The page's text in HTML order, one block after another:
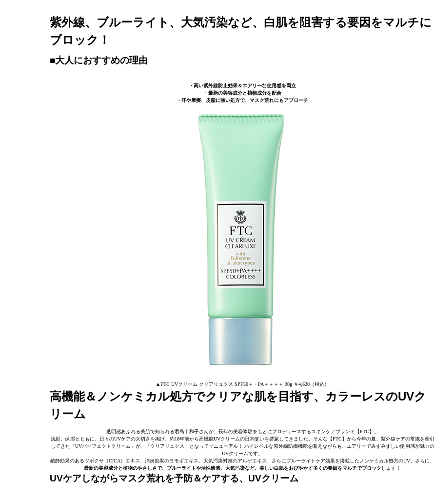
紫外線、ブルーライト、大気汚染など、白肌を阻害する要因をマルチに
ブロック！
■大人におすすめの理由
・高い紫外線防止効果＆エアリーな使用感を両立
・最新の美容成分と植物成分を配合
・汗や摩擦、皮脂に強い処方で、マスク荒れにもアプローチ
▲FTC UVクリーム クリアリュクス SPF50＋・PA＋＋＋＋ 30g ￥4,620（税込）
高機能＆ノンケミカル処方でクリアな肌を目指す、カラーレスのUVク
リーム
透明感あふれる美肌で知られる君島十和子さんが、長年の美容体験をもとにプロデュースするスキンケアブランド【FTC】。
洗顔、保湿とともに、日々のUVケアの大切さを掲げ、約18年前から高機能UVクリームの日常使いを啓蒙してきました。そんな【FTC】から今年の夏、紫外線ケアの常識を牽引
してきた「UVパーフェクトクリーム」が、「クリアリュクス」となってリニューアル！ ハイレベルな紫外線防御機能を備えながらも、エアリーでみずみずしい使用感が魅力の
UVクリームです。
鎮静効果のあるツボクサ（CICA）エキス、消炎効果のヨモギエキス、大気汚染対策のアルゲエキス、さらにブルーライトケア効果を搭載したノンケミカル処方のUV。さらに、
最新の美容成分と植物のやさしさで、ブルーライトや活性酸素、大気汚染など、美しい白肌をおびやかす多くの要因をマルチでブロック します！
UVケアしながらマスク荒れを予防＆ケアする、UVクリーム